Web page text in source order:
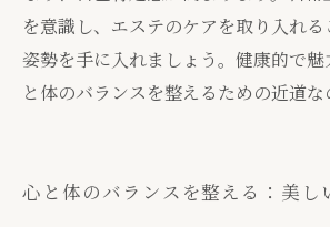
を意識し、エステのケアを取り入れ
姿勢を手に入れましょう。健康的で
と体のバランスを整えるための近道な
心と体のバランスを整える：美し